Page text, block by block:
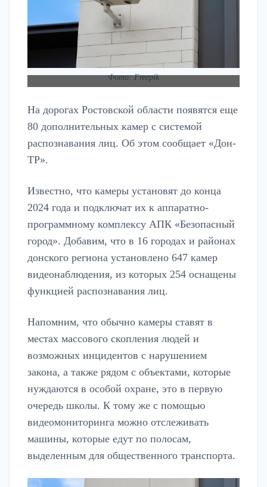
Фото: Freepik
На дорогах Ростовской области появятся еще
80 дополнительных камер с системой
распознавания лиц. Об этом сообщает «Дон-
ТР».
Известно, что камеры установят до конца
2024 года и подключат их к аппаратно-
программному комплексу АПК «Безопасный
город». Добавим, что в 16 городах и районах
донского региона установлено 647 камер
видеонаблюдения, из которых 254 оснащены
функцией распознавания лиц.
Напомним, что обычно камеры ставят в
местах массового скопления людей и
возможных инцидентов с нарушением
закона, а также рядом с объектами, которые
нуждаются в особой охране, это в первую
очередь школы. К тому же с помощью
видеомониторинга можно отслеживать
машины, которые едут по полосам,
выделенным для общественного транспорта.